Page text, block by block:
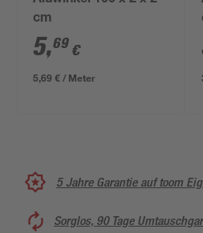
cm
5,69 €
5,69 € / Meter
5 Jahre Garantie auf toom
Sorglos, 90 Tage